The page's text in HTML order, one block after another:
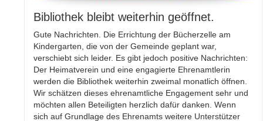
Bibliothek bleibt weiterhin geöffnet.
Gute Nachrichten. Die Errichtung der Bücherzelle am
Kindergarten, die von der Gemeinde geplant war,
verschiebt sich leider. Es gibt jedoch positive Nachrichten:
Der Heimatverein und eine engagierte Ehrenamtlerin
werden die Bibliothek weiterhin zweimal monatlich öffnen.
Wir schätzen dieses ehrenamtliche Engagement sehr und
möchten allen Beteiligten herzlich dafür danken. Wenn
sich auf Grundlage des Ehrenamts weitere Unterstützer